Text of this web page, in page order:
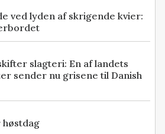
ved lyden af skrigende kvier:
slagteri: En af landets
sender nu grisene til Danish